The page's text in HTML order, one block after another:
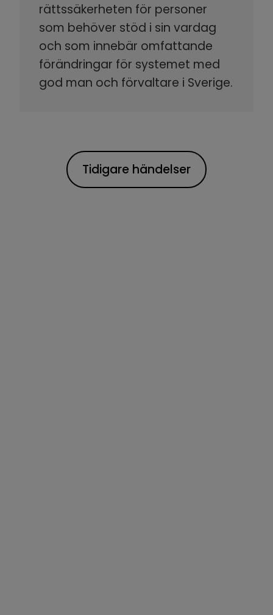
rättssäkerheten för personer
som behöver stöd i sin vardag
och som innebär omfattande
förändringar för systemet med
god man och förvaltare i Sverige.
Tidigare händelser